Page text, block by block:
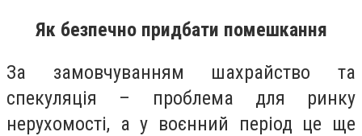
Як безпечно придбати помешкання
За замовчуванням шахрайство та
спекуляція – проблема для ринку
нерухомості, а у воєнний період це ще